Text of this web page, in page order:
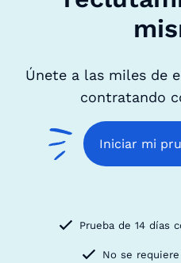
Únete a las miles de
contratando
Iniciar mi
Prueba de 14 días
No se